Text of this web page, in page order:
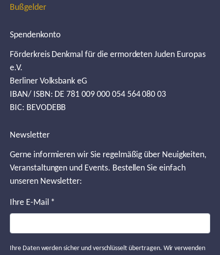
Bußgelder
Spendenkonto
Förderkreis Denkmal für die ermordeten Juden Europas
e.V.
Berliner Volksbank eG
IBAN/ ISBN: DE 781 009 000 054 564 080 03
BIC: BEVODEBB
Newsletter
Gerne informieren wir Sie regelmäßig über Neuigkeiten,
Veranstaltungen und Events. Bestellen Sie einfach
unseren Newsletter:
Ihre E-Mail *
Ihre Daten werden sicher und verschlüsselt übertragen. Wir verwenden